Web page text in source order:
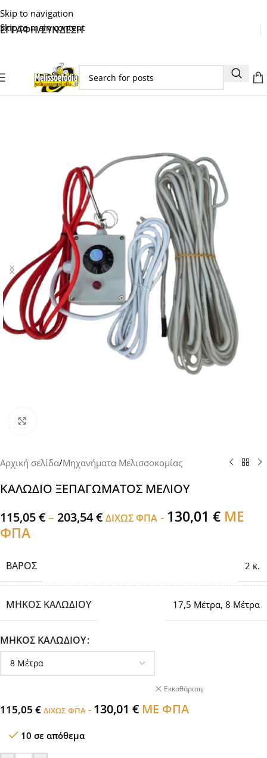
Skip to navigation
Skip to main content
ΕΓΓΑΦΗ/ΣΥΝΔΕΣΗ
Αρχική σελίδα/Μηχανήματα Μελισσοκομίας
ΚΑΛΩΔΙΟ ΞΕΠΑΓΩΜΑΤΟΣ ΜΕΛΙΟΥ
115,05€–203,54€ ΔΙΧΩΣ ΦΠΑ - 130,01 € ΜΕ
ΦΠΑ
ΒΆΡΟΣ 2 κ.
ΜΗΚΟΣ ΚΑΛΩΔΙΟΥ 17,5 Μέτρα, 8 Μέτρα
ΜΗΚΟΣ ΚΑΛΩΔΙΟΥ
Εκκαθάριση
115,05 € ΔΙΧΩΣ ΦΠΑ - 130,01 € ΜΕ ΦΠΑ
10 σε απόθεμα